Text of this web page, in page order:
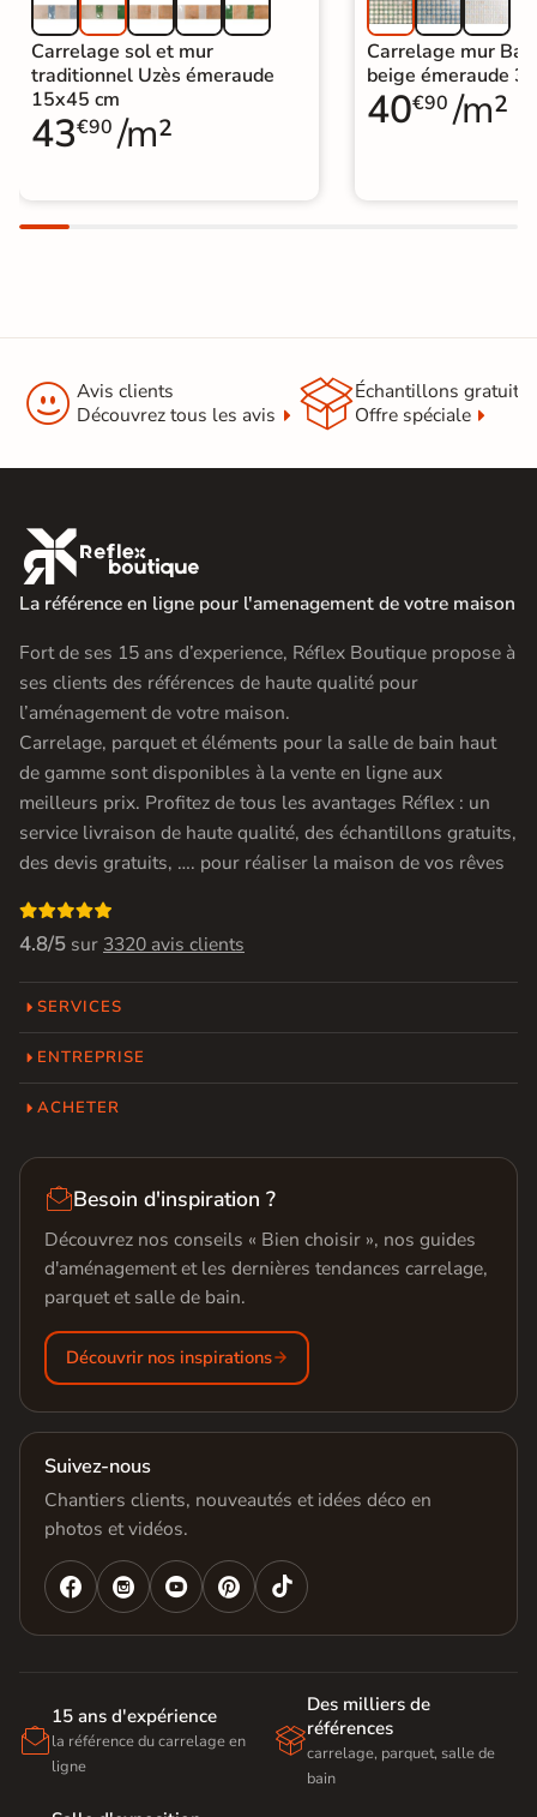
Carrelage sol et mur
traditionnel Uzès émeraude
15x45 cm
43€90 /m²
Carrelage mur
beige émeraude
40€90 /m²
 Avis clients
Découvrez tous les avis
Échantillons gratuit
Offre spéciale

La référence en ligne pour l'amenagement de votre maison
Fort de ses 15 ans d’experience, Réflex Boutique propose à
ses clients des références de haute qualité pour
l’aménagement de votre maison.
Carrelage, parquet et éléments pour la salle de bain haut
de gamme sont disponibles à la vente en ligne aux
meilleurs prix. Profitez de tous les avantages Réflex : un
service livraison de haute qualité, des échantillons gratuits,
des devis gratuits, …. pour réaliser la maison de vos rêves

4.8/5 sur 3320 avis clients
SERVICES
ENTREPRISE
ACHETER
Besoin d'inspiration ?
Découvrez nos conseils « Bien choisir », nos guides
d'aménagement et les dernières tendances carrelage,
parquet et salle de bain.
Découvrir nos inspirations
Suivez-nous
Chantiers clients, nouveautés et idées déco en
photos et vidéos.
   

15 ans d'expérience
la référence du carrelage en
ligne

Des milliers de
références
carrelage, parquet, salle de
bain